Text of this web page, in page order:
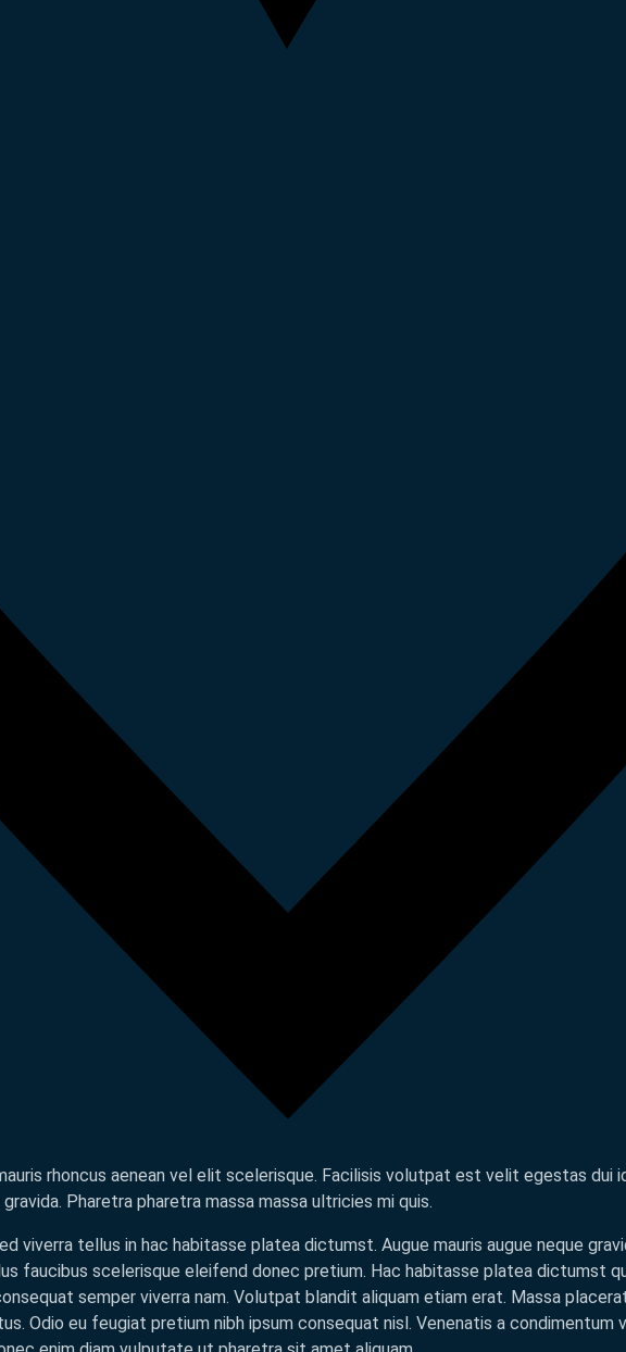
rhoncus aenean vel elit scelerisque. Facilisis volutpat est velit egestas dui
Pharetra pharetra massa massa ultricies mi quis.
viverra tellus in hac habitasse platea dictumst. Augue mauris augue neque
faucibus scelerisque eleifend donec pretium. Hac habitasse platea dictumst
semper viverra nam. Volutpat blandit aliquam etiam erat. Massa
Odio eu feugiat pretium nibh ipsum consequat nisl. Venenatis a condimentum